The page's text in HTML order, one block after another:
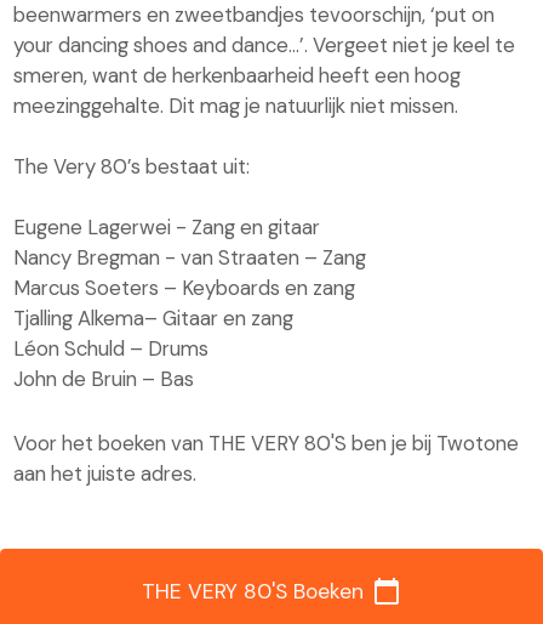
beenwarmers en zweetbandjes tevoorschijn, ‘put on
your dancing shoes and dance...’. Vergeet niet je keel te
smeren, want de herkenbaarheid heeft een hoog
meezinggehalte. Dit mag je natuurlijk niet missen.
The Very 80’s bestaat uit:
Eugene Lagerwei - Zang en gitaar
Nancy Bregman - van Straaten – Zang
Marcus Soeters – Keyboards en zang
Tjalling Alkema– Gitaar en zang
Léon Schuld – Drums
John de Bruin – Bas
Voor het boeken van THE VERY 80'S ben je bij Twotone
aan het juiste adres.
THE VERY 80'S Boeken calendar_today